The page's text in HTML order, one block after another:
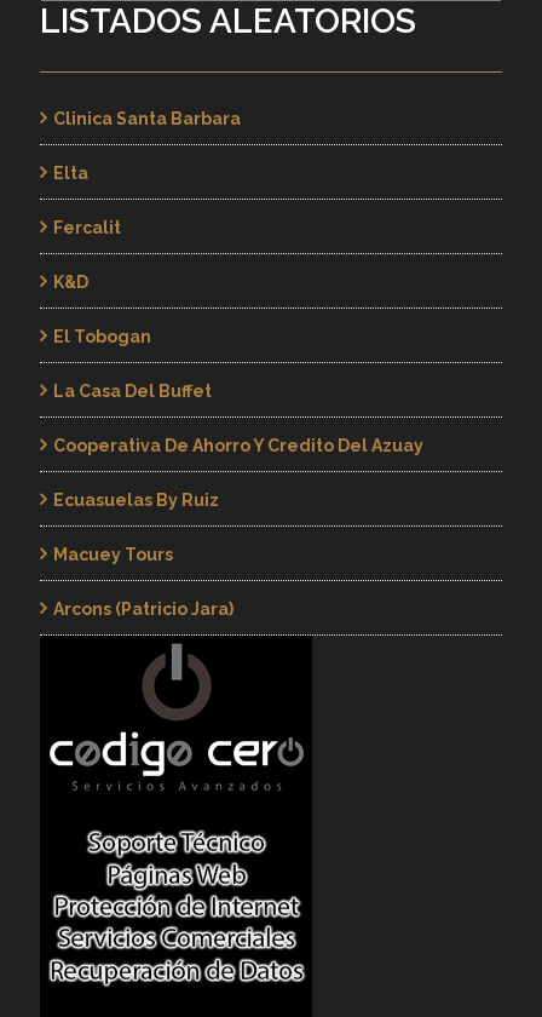
LISTADOS ALEATORIOS
Clinica Santa Barbara
Elta
Fercalit
K&d
El Tobogan
La Casa Del Buffet
Cooperativa De Ahorro Y Credito Del Azuay
Ecuasuelas By Ruiz
Macuey Tours
Arcons (Patricio Jara)